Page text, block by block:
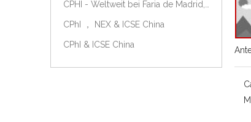
CPhI ， NEX & ICSE China
CPhI & ICSE China